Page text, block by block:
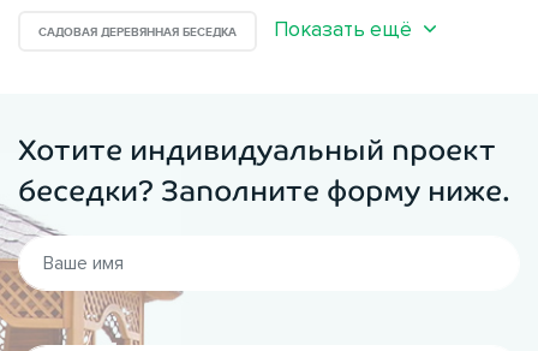
САДОВАЯ ДЕРЕВЯННАЯ БЕСЕДКА Показать ещё
Хотите индивидуальный проект
беседки? Заполните форму ниже.